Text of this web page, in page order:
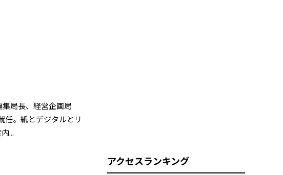
局長、経営企画局
。紙とデジタルとリ
...
アクセスランキング